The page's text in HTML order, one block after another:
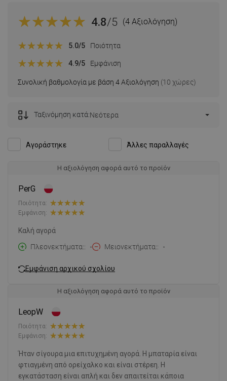
4.8/5 (4 Αξιολόγηση)
Συνολική βαθμολογία με βάση 4 Αξιολόγηση (10 χώρες)
5.0/5 Ποιότητα
4.9/5 Εμφάνιση
Αγοράστηκε Άλλες παραλλαγές
Ταξινόμηση κατά:Νεότερα
Η αξιολόγηση αφορά αυτό το προϊόν
PerG
Ποιότητα:
Εμφάνιση:
Καλή αγορά
Πλεονεκτήματα:
- Μειονεκτήματα: -
Εμφάνιση αρχικού σχολίου
Η αξιολόγηση αφορά αυτό το προϊόν
LeopW
Ποιότητα:
Εμφάνιση:
Ήταν σίγουρα μια επιτυχημένη αγορά. Η μπαταρία είναι
φτιαγμένη από ορείχαλκο και είναι στέρεη. Η
εγκατάσταση είναι απλή και δεν απαιτείται κάποια